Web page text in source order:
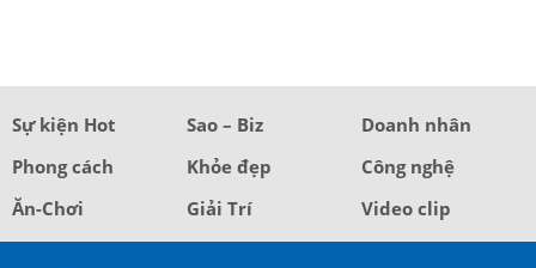
Sự kiện Hot Sao – Biz
Doanh nhân
Phong cách
Khỏe đẹp
Công nghệ
Ăn-Chơi
Giải Trí Video clip